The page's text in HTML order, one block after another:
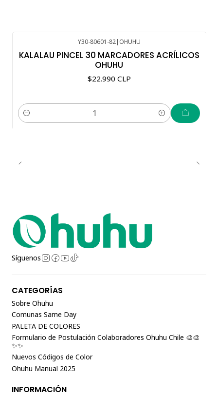
Y30-80601-82| OHUHU
KALALAU PINCEL 30 MARCADORES ACRÍLICOS
OHUHU
$22.990 CLP
Cantidad
Síguenos
CATEGORÍAS
Sobre Ohuhu
Comunas Same Day
PALETA DE COLORES
Formulario de Postulación Colaboradores Ohuhu Chile 🎨🎨
✨✨
Nuevos Códigos de Color
Ohuhu Manual 2025
INFORMACIÓN